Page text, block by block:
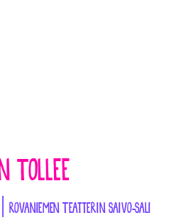
TOLLEE
TEATTERIN SAIVO-SALI